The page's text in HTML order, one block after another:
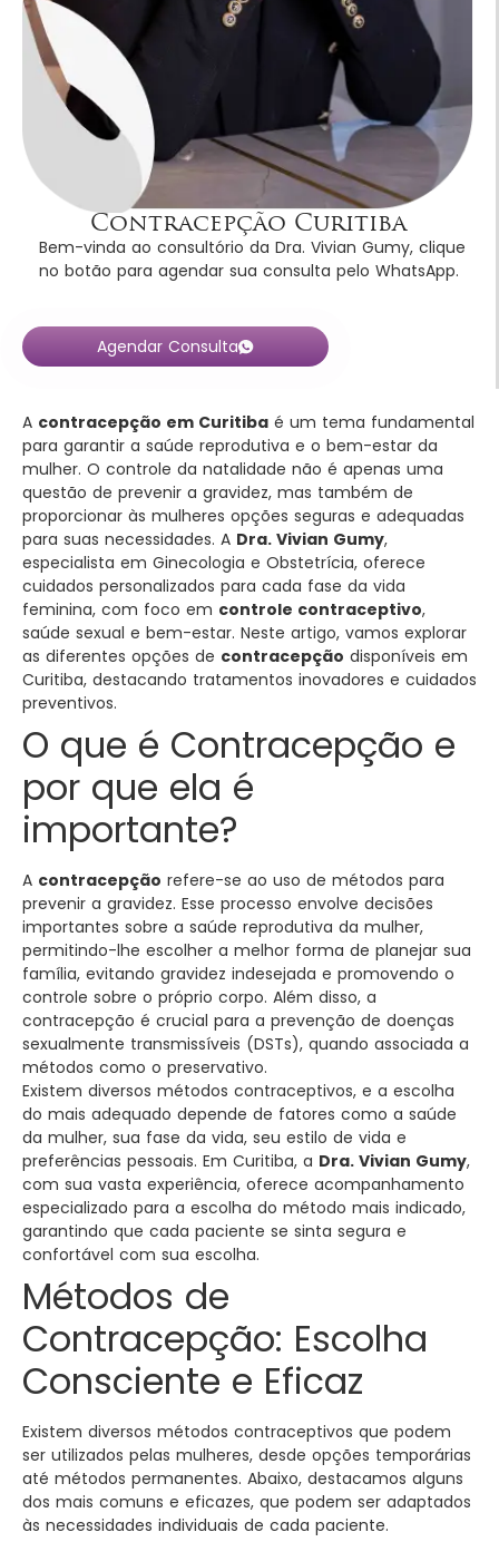
Contracepção Curitiba
Bem-vinda ao consultório da Dra. Vivian Gumy, clique
no botão para agendar sua consulta pelo WhatsApp.
Agendar Consulta
A contracepção em Curitiba é um tema fundamental
para garantir a saúde reprodutiva e o bem-estar da
mulher. O controle da natalidade não é apenas uma
questão de prevenir a gravidez, mas também de
proporcionar às mulheres opções seguras e adequadas
para suas necessidades. A Dra. Vivian Gumy,
especialista em Ginecologia e Obstetrícia, oferece
cuidados personalizados para cada fase da vida
feminina, com foco em controle contraceptivo,
saúde sexual e bem-estar. Neste artigo, vamos explorar
as diferentes opções de contracepção disponíveis em
Curitiba, destacando tratamentos inovadores e cuidados
preventivos.
O que é Contracepção e
por que ela é
importante?
A contracepção refere-se ao uso de métodos para
prevenir a gravidez. Esse processo envolve decisões
importantes sobre a saúde reprodutiva da mulher,
permitindo-lhe escolher a melhor forma de planejar sua
família, evitando gravidez indesejada e promovendo o
controle sobre o próprio corpo. Além disso, a
contracepção é crucial para a prevenção de doenças
sexualmente transmissíveis (DSTs), quando associada a
métodos como o preservativo.
Existem diversos métodos contraceptivos, e a escolha
do mais adequado depende de fatores como a saúde
da mulher, sua fase da vida, seu estilo de vida e
preferências pessoais. Em Curitiba, a Dra. Vivian Gumy,
com sua vasta experiência, oferece acompanhamento
especializado para a escolha do método mais indicado,
garantindo que cada paciente se sinta segura e
confortável com sua escolha.
Métodos de
Contracepção: Escolha
Consciente e Eficaz
Existem diversos métodos contraceptivos que podem
ser utilizados pelas mulheres, desde opções temporárias
até métodos permanentes. Abaixo, destacamos alguns
dos mais comuns e eficazes, que podem ser adaptados
às necessidades individuais de cada paciente.